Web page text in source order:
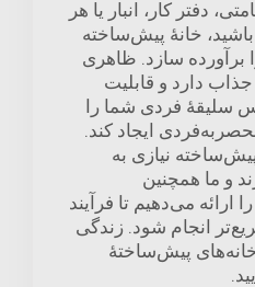
دفتر کار، انبار یا هر
خانهٔ پیش‌ساخته
برآورده سازد. ظاهری
دارد و قابلیت
سلیقهٔ فردی شما را
ایجاد کند.
نیازی به
و ما همچنین
می‌دهیم تا فرآیند
انجام شود. زندگی
خانه‌های پیش‌ساختهٔ